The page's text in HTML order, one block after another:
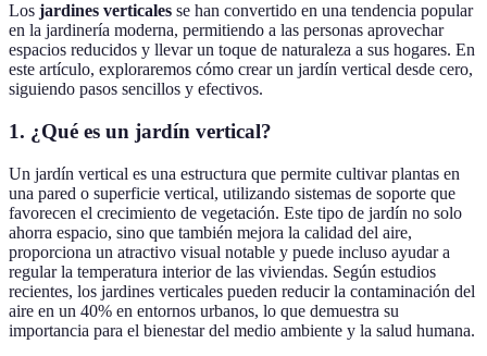
Los jardines verticales se han convertido en una tendencia popular
en la jardinería moderna, permitiendo a las personas aprovechar
espacios reducidos y llevar un toque de naturaleza a sus hogares. En
este artículo, exploraremos cómo crear un jardín vertical desde cero,
siguiendo pasos sencillos y efectivos.
1. ¿Qué es un jardín vertical?
Un jardín vertical es una estructura que permite cultivar plantas en
una pared o superficie vertical, utilizando sistemas de soporte que
favorecen el crecimiento de vegetación. Este tipo de jardín no solo
ahorra espacio, sino que también mejora la calidad del aire,
proporciona un atractivo visual notable y puede incluso ayudar a
regular la temperatura interior de las viviendas. Según estudios
recientes, los jardines verticales pueden reducir la contaminación del
aire en un 40% en entornos urbanos, lo que demuestra su
importancia para el bienestar del medio ambiente y la salud humana.